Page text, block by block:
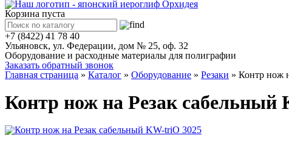
Корзина пуста
+7 (8422) 41 78 40
Ульяновск, ул. Федерации, дом № 25, оф. 32
Оборудование и расходные материалы для полиграфии
Заказать обратный звонок
Главная страница » Каталог » Оборудование » Резаки » Контр нож
Контр нож на Резак сабельный